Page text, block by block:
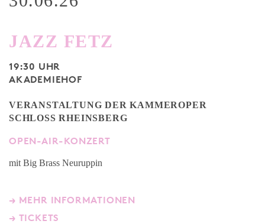
JAZZ FETZ
19:30 UHR
AKADEMIEHOF
VERANSTALTUNG DER KAMMEROPER
SCHLOSS RHEINSBERG
OPEN-AIR-KONZERT
mit Big Brass Neuruppin
→ MEHR INFORMATIONEN
→ TICKETS